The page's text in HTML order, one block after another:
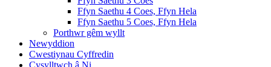
Ffyn Saethu 4 Coes, Ffyn Hela
Ffyn Saethu 5 Coes, Ffyn Hela
Porthwr gêm wyllt
Newyddion
Cwestiynau Cyffredin
Cysylltwch â Ni